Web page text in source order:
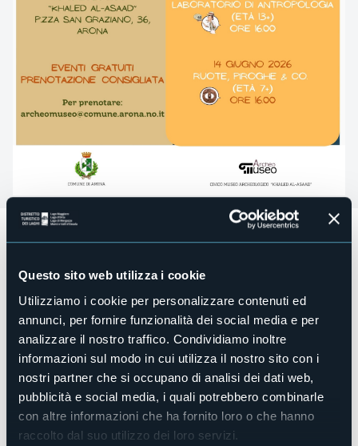
Questo sito web utilizza i cookie
Utilizziamo i cookie per personalizzare contenuti ed
annunci, per fornire funzionalità dei social media e per
analizzare il nostro traffico. Condividiamo inoltre
informazioni sul modo in cui utilizza il nostro sito con i
nostri partner che si occupano di analisi dei dati web,
pubblicità e social media, i quali potrebbero combinarle
con altre informazioni che ha fornito loro o che hanno
raccolto dal suo utilizzo dei loro servizi.
Laboratori per bambini e ragazzi: Viaggio nella
Vuoi scoprire come vivevano gli uomini della Preistoria?
diventare un piccolo esploratore della Preistoria!
3 laboratori:
Domenica 26 aprile 2026 alle ore 16:00
Ricette dalla preistoria
(età 7+)
Sabato 16 maggio 2026 alle ore 16:00
Laboratorio di antropologia
(età 13+)